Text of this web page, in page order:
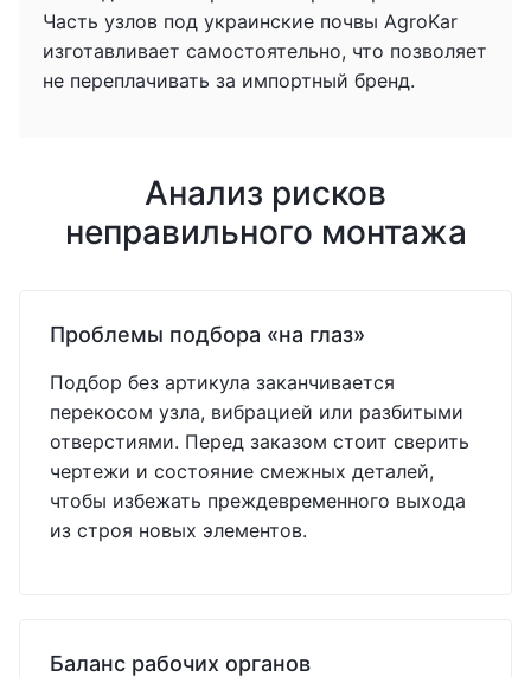
Часть узлов под украинские почвы AgroKar
изготавливает самостоятельно, что позволяет
не переплачивать за импортный бренд.
Анализ рисков
неправильного монтажа
Проблемы подбора «на глаз»
Подбор без артикула заканчивается
перекосом узла, вибрацией или разбитыми
отверстиями. Перед заказом стоит сверить
чертежи и состояние смежных деталей,
чтобы избежать преждевременного выхода
из строя новых элементов.
Баланс рабочих органов